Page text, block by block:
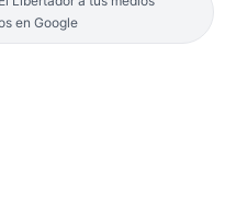
en Google